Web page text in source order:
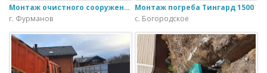
Монтаж очистного сооружения Тверь - 1.1ПН в загородном доме
г. Фурманов
Монтаж погреба Тингард 1500
с. Богородское